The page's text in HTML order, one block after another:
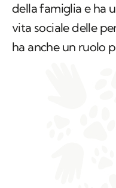
della famiglia e ha
vita sociale delle
ha anche un ruolo